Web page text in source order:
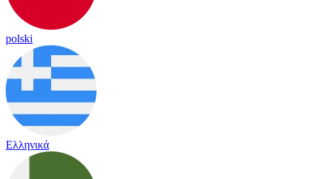
polski
Ελληνικά